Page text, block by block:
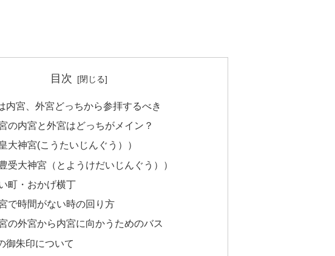
目次
内宮、外宮どっちから参拝するべき
の内宮と外宮はどっちがメイン？
大神宮(こうたいじんぐう））
受大神宮（とようけだいじんぐう））
町・おかげ横丁
で時間がない時の回り方
の外宮から内宮に向かうためのバス
御朱印について